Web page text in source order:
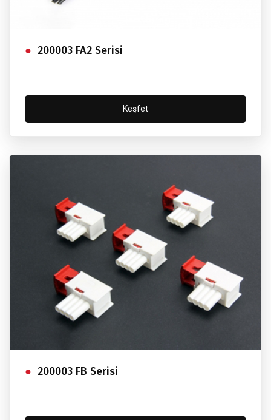
200003 FA2 Serisi
Keşfet
200003 FB Serisi